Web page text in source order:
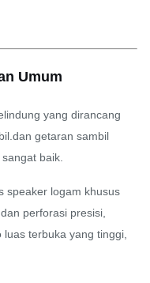
Umum
yang dirancang
getaran sambil
baik.
speaker logam khusus
perforasi presisi,
terbuka yang tinggi,